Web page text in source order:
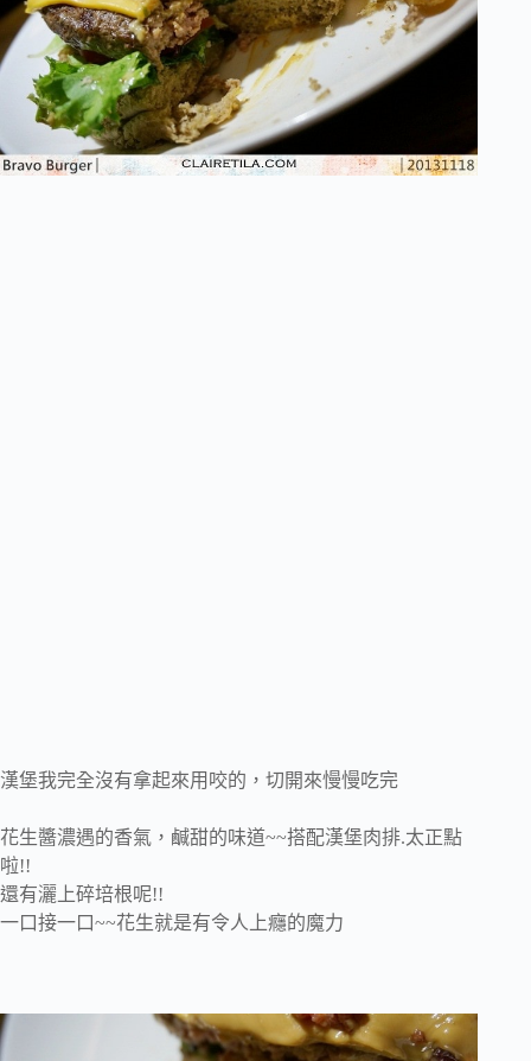
漢堡我完全沒有拿起來用咬的，切開來慢慢吃完
花生醬濃遇的香氣，鹹甜的味道~~搭配漢堡肉排.太正點
啦!!
還有灑上碎培根呢!!
一口接一口~~花生就是有令人上癮的魔力